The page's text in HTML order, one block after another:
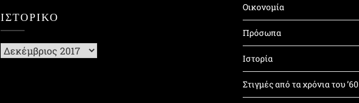
ΙΣΤΟΡΙΚΌ
Ιστορικό
Οικονομία
Πρόσωπα
Ιστορία
Στιγμές από τα χρόνια του ’60